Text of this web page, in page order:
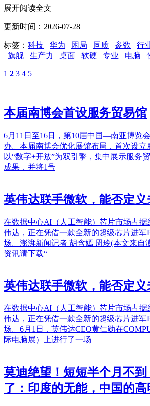
展开阅读全文
更新时间：2026-07-28
标签： 科技 华为 困局 同质 参数 行
旗舰
生产力 桌面 软硬 专业 电脑
1 2 3 4 5
本届南博会首设服务贸易馆
6月11日至16日，第10届中国—南亚博览
办。本届南博会优化展馆布局，首次设立
以“数字+开放”为双引擎，集中展示服务
成果，并将1号
英伟达联手微软，能否定义
在数据中心AI（人工智能）芯片市场占据
伟达，正在凭借一款全新的超级芯片进军
场。澎湃新闻记者 胡含嫣 周玲(本文来自
资讯请下载“
英伟达联手微软，能否定义
在数据中心AI（人工智能）芯片市场占据
伟达，正在凭借一款全新的超级芯片进军
场。6月1日，英伟达CEO黄仁勋在
际电脑展）上进行了一场
莫迪绝望！短短半个月不到
了：印度的无能，中国的高